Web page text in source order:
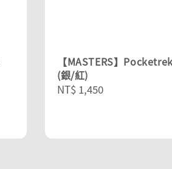
【MASTERS】
(銀/紅)
Regular
NT$ 1,450